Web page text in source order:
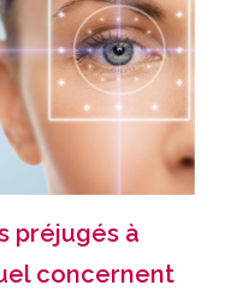
préjugés à
concernent